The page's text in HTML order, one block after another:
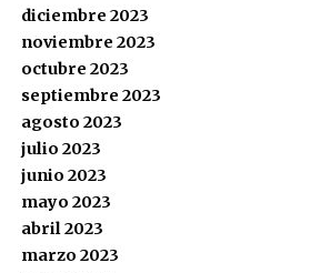
diciembre 2023
noviembre 2023
octubre 2023
septiembre 2023
agosto 2023
julio 2023
junio 2023
mayo 2023
abril 2023
marzo 2023